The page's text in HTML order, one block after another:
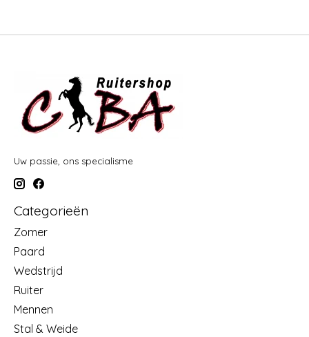
Uw passie, ons specialisme
Categorieën
Zomer
Paard
Wedstrijd
Ruiter
Mennen
Stal & Weide